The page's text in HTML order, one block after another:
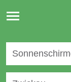
Toggle
navigation